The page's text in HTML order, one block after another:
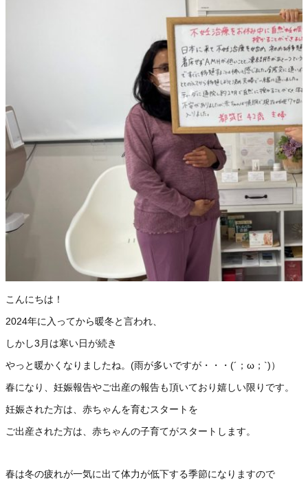
こんにちは！
2024年に入ってから暖冬と言われ、
しかし3月は寒い日が続き
やっと暖かくなりましたね。(雨が多いですが・・・(´；ω；`)）
春になり、妊娠報告やご出産の報告も頂いており嬉しい限りです。
妊娠された方は、赤ちゃんを育むスタートを
ご出産された方は、赤ちゃんの子育てがスタートします。
春は冬の疲れが一気に出て体力が低下する季節になりますので